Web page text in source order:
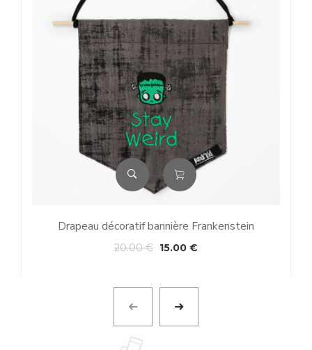
Drapeau décoratif bannière Frankenstein
20.00€ 15.00 €